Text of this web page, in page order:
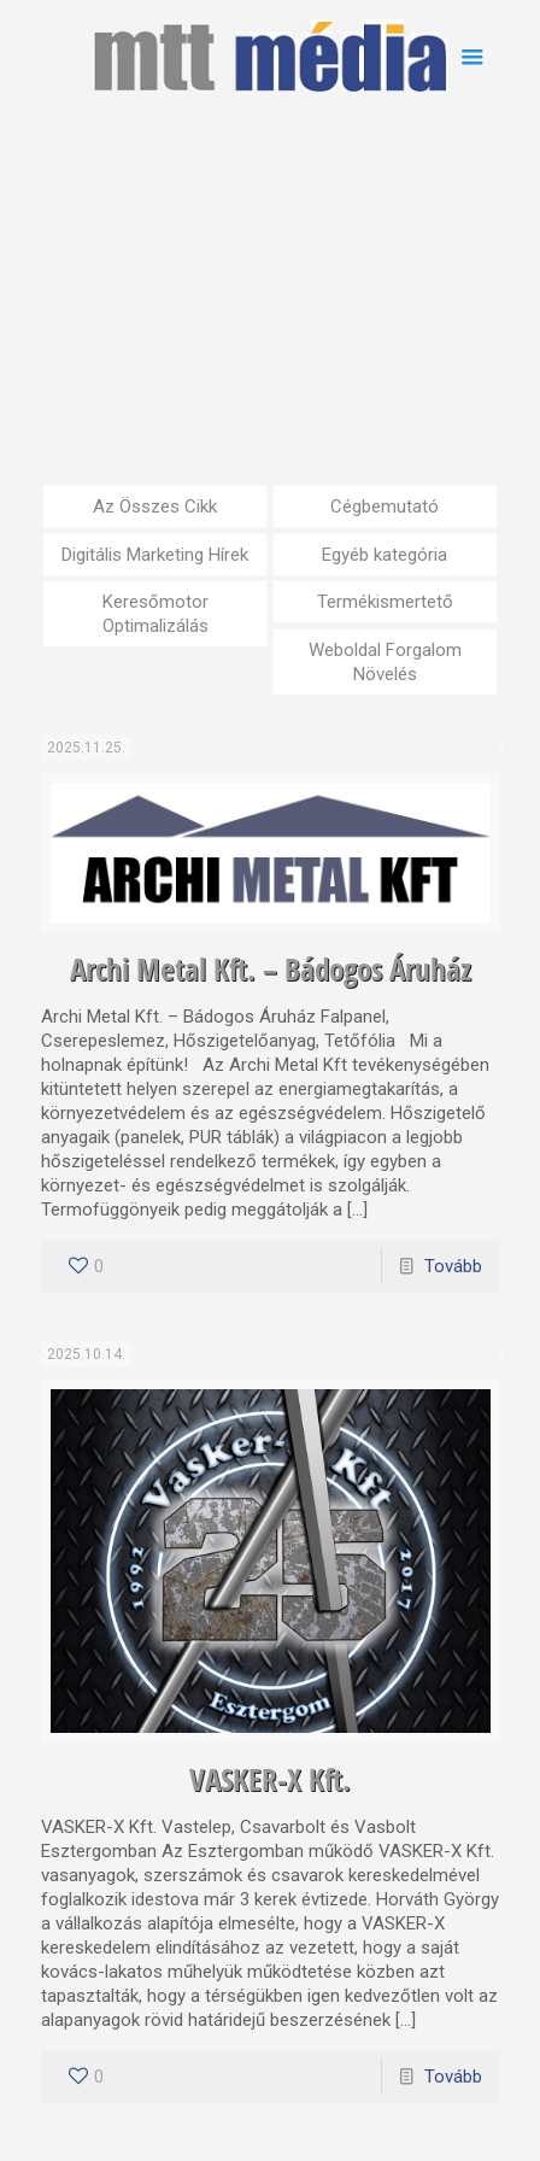
Az Összes Cikk Cégbemutató
Digitális Marketing Hírek Egyéb kategória
Keresőmotor
Optimalizálás
Termékismertető
Weboldal Forgalom
Növelés
2025.11.25.
Archi Metal Kft. – Bádogos Áruház
Archi Metal Kft. – Bádogos Áruház Falpanel,
Cserepeslemez, Hőszigetelőanyag, Tetőfólia Mi a
holnapnak építünk! Az Archi Metal Kft tevékenységében
kitüntetett helyen szerepel az energiamegtakarítás, a
környezetvédelem és az egészségvédelem. Hőszigetelő
anyagaik (panelek, PUR táblák) a világpiacon a legjobb
hőszigeteléssel rendelkező termékek, így egyben a
környezet- és egészségvédelmet is szolgálják.
Termofüggönyeik pedig meggátolják a […]
0 Tovább
2025.10.14.
VASKER-X Kft.
VASKER-X Kft. Vastelep, Csavarbolt és Vasbolt
Esztergomban Az Esztergomban működő VASKER-X Kft.
vasanyagok, szerszámok és csavarok kereskedelmével
foglalkozik idestova már 3 kerek évtizede. Horváth György
a vállalkozás alapítója elmesélte, hogy a VASKER-X
kereskedelem elindításához az vezetett, hogy a saját
kovács-lakatos műhelyük működtetése közben azt
tapasztalták, hogy a térségükben igen kedvezőtlen volt az
alapanyagok rövid határidejű beszerzésének […]
0 Tovább